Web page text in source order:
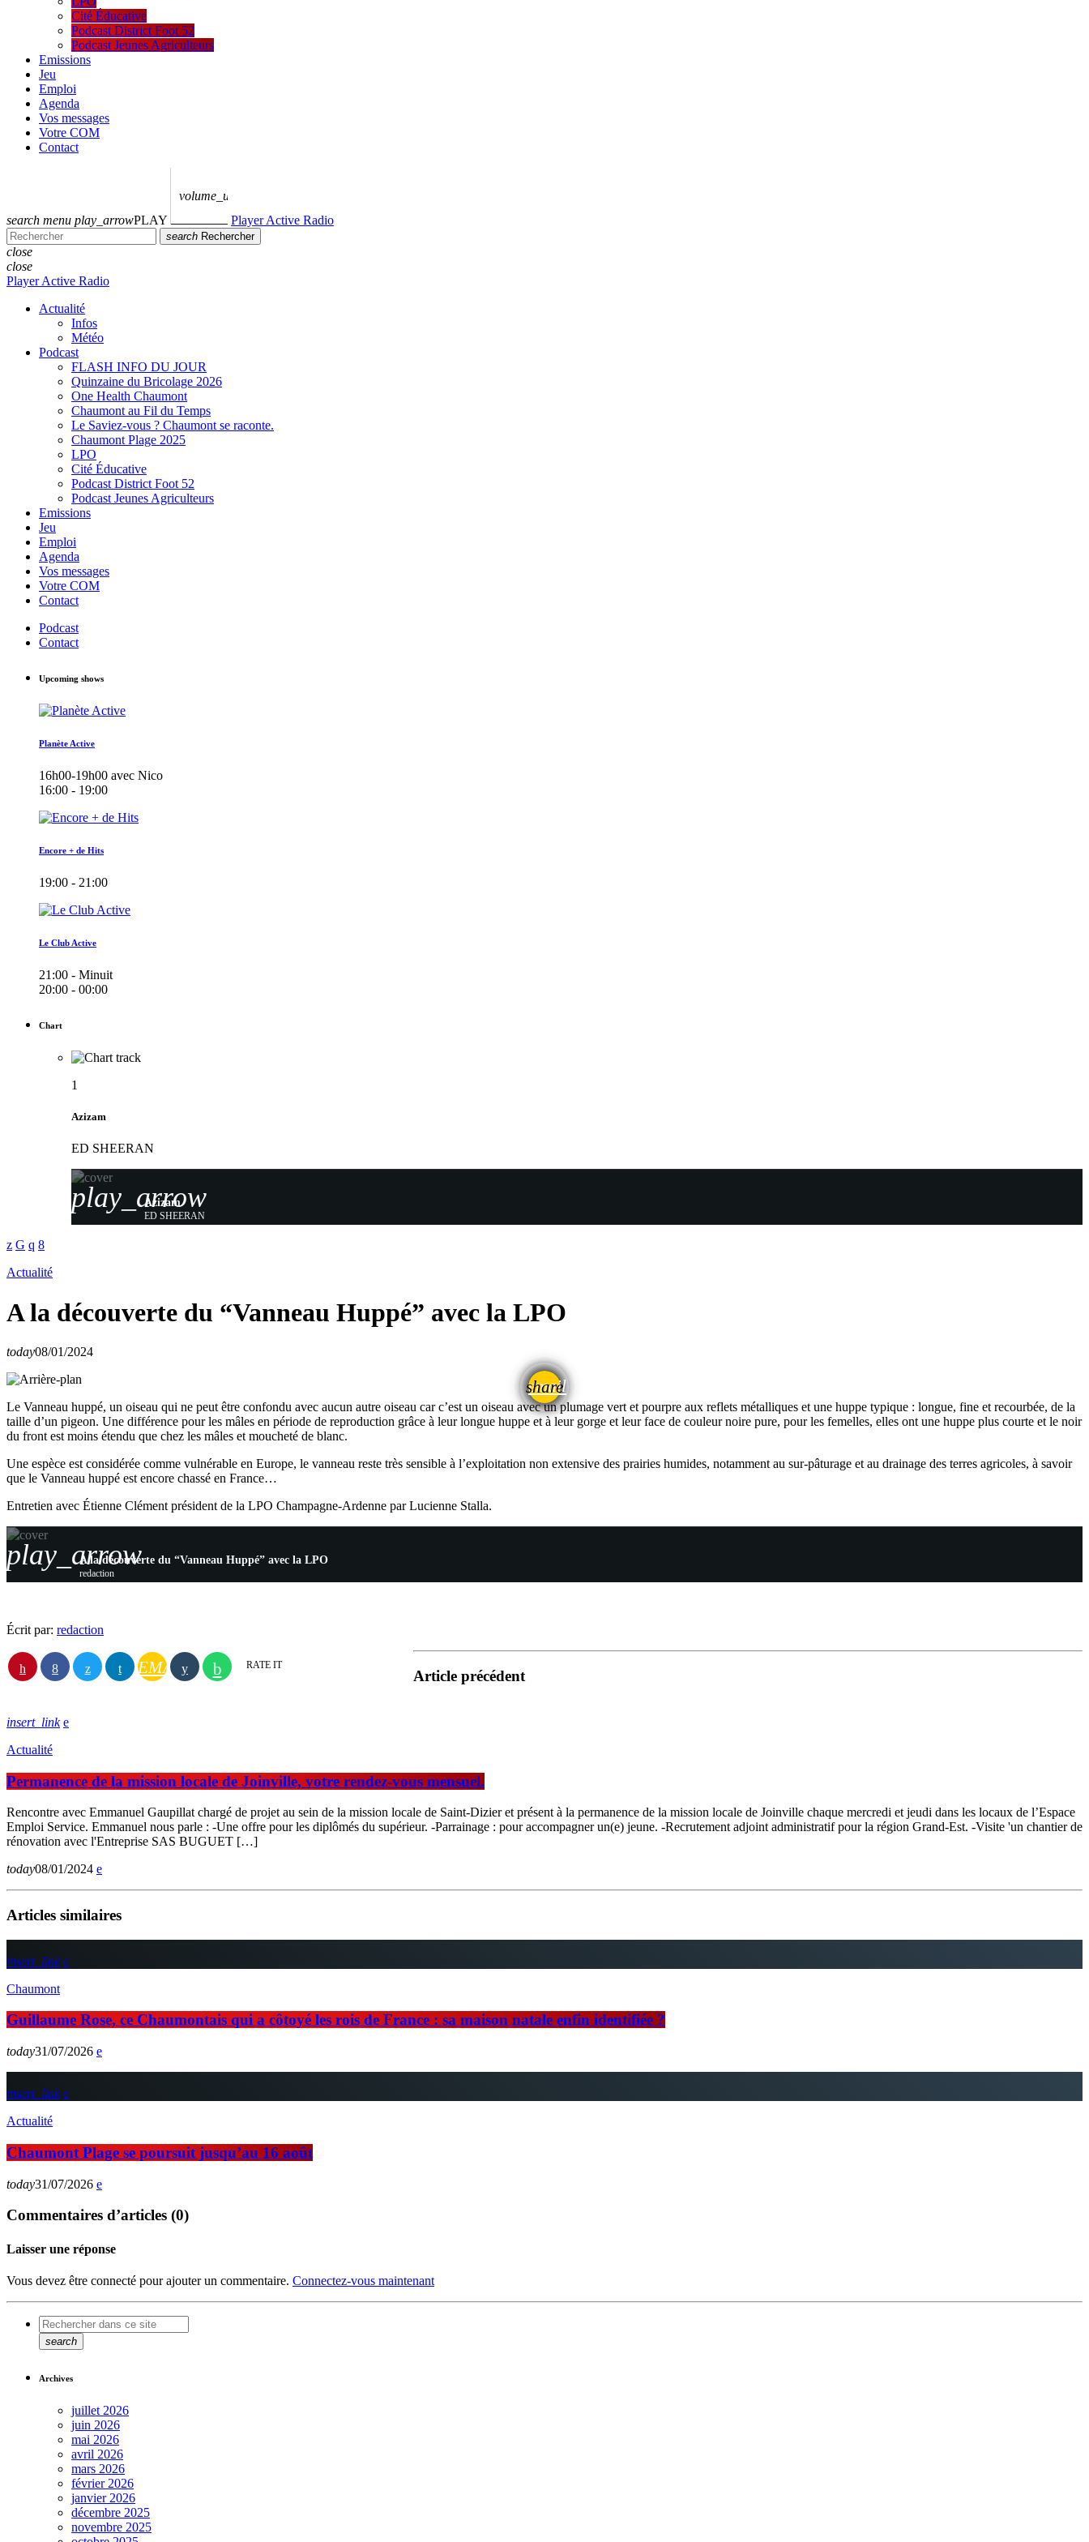
Cité Éducative
Podcast District Foot 52
Podcast Jeunes Agriculteurs
Emissions
Jeu
Emploi
Agenda
Vos messages
Votre COM
Contact
search menu play_arrowPLAY
volume_up
Player Active Radio
search Rechercher
close
close
Player Active Radio
Actualité
Infos
Météo
Podcast
FLASH INFO DU JOUR
Quinzaine du Bricolage 2026
One Health Chaumont
Chaumont au Fil du Temps
Le Saviez-vous ? Chaumont se raconte.
Chaumont Plage 2025
LPO
Cité Éducative
Podcast District Foot 52
Podcast Jeunes Agriculteurs
Emissions
Jeu
Emploi
Agenda
Vos messages
Votre COM
Contact
Podcast
Contact
Upcoming shows
Planète Active
16h00-19h00 avec Nico
16:00 - 19:00
Encore + de Hits
19:00 - 21:00
Le Club Active
21:00 - Minuit
20:00 - 00:00
Chart
1
Azizam
ED SHEERAN
play_arrow
Azizam
ED SHEERAN
Actualité
A la découverte du “Vanneau Huppé” avec la LPO
today08/01/2024
share
email
Le Vanneau huppé, un oiseau qui ne peut être confondu avec aucun autre oiseau car c’est un oiseau avec un plumage vert et pourpre aux reflets métalliques et une huppe typique : longue, fine et recourbée, de la
taille d’un pigeon. Une différence pour les mâles en période de reproduction grâce à leur longue huppe et à leur gorge et leur face de couleur noire pure, pour les femelles, elles ont une huppe plus courte et le noir
du front est moins étendu que chez les mâles et moucheté de blanc.
Une espèce est considérée comme vulnérable en Europe, le vanneau reste très sensible à l’exploitation non extensive des prairies humides, notamment au sur-pâturage et au drainage des terres agricoles, à savoir
que le Vanneau huppé est encore chassé en France…
Entretien avec Étienne Clément président de la LPO Champagne-Ardenne par Lucienne Stalla.
play_arrowA la découverte du “Vanneau Huppé” avec la LPO
redaction
Écrit par: redaction
EMAIL RATE IT
Article précédent
insert_link
Actualité
Permanence de la mission locale de Joinville, votre rendez-vous mensuel.
Rencontre avec Emmanuel Gaupillat chargé de projet au sein de la mission locale de Saint-Dizier et présent à la permanence de la mission locale de Joinville chaque mercredi et jeudi dans les locaux de l’Espace
Emploi Service. Emmanuel nous parle : -Une offre pour les diplômés du supérieur. -Parrainage : pour accompagner un(e) jeune. -Recrutement adjoint administratif pour la région Grand-Est. -Visite 'un chantier de
rénovation avec l'Entreprise SAS BUGUET […]
today08/01/2024
Articles similaires
insert_link
Chaumont
Guillaume Rose, ce Chaumontais qui a côtoyé les rois de France : sa maison natale enfin identifiée ?
today31/07/2026
insert_link
Actualité
Chaumont Plage se poursuit jusqu’au 16 août
today31/07/2026
Commentaires d’articles (0)
Laisser une réponse
Vous devez être connecté pour ajouter un commentaire. Connectez-vous maintenant
search
Archives
juillet 2026
juin 2026
mai 2026
avril 2026
mars 2026
février 2026
janvier 2026
décembre 2025
novembre 2025